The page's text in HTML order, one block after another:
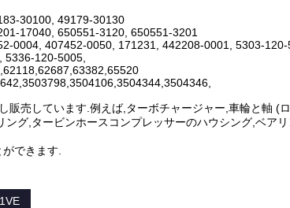
30100, 49179-30130
17040, 650551-3120, 650551-3201
0004, 407452-0050, 171231, 442208-0001, 5303-120-
120-5005,
売しています.例えば,ターボチャージャー,車輪と軸 (
グ,タービンホースコンプレッサーのハウシング,ベア
できます.